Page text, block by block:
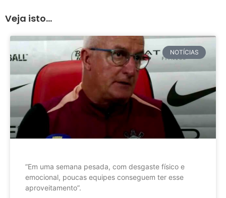
Veja isto...
NOTÍCIAS
”Em uma semana pesada, com desgaste físico e
emocional, poucas equipes conseguem ter esse
aproveitamento”.